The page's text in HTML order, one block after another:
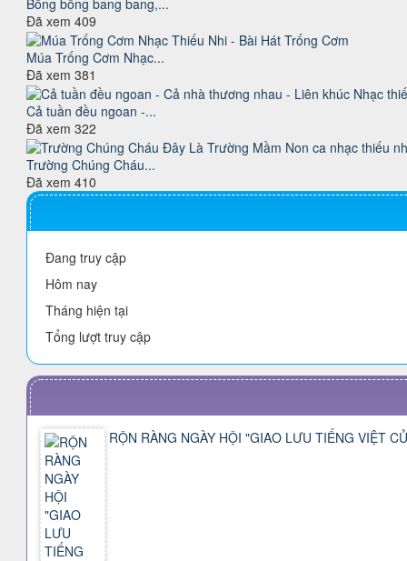
Bống bống bang bang,...
Đã xem 409
Múa Trống Cơm Nhạc...
Đã xem 381
Cả tuần đều ngoan -...
Đã xem 322
Trường Chúng Cháu...
Đã xem 410
Đang truy cập
Hôm nay
Tháng hiện tại
Tổng lượt truy cập
RỘN RÀNG NGÀY HỘI "GIAO LƯU TIẾNG VIỆT